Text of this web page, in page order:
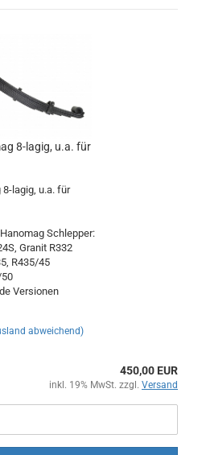
8-lagig, u.a. für
lagig, u.a. für
Schlepper:
Granit R332
R435/45
Versionen
abweichend)
450,00 EUR
inkl. 19% MwSt. zzgl. Versand